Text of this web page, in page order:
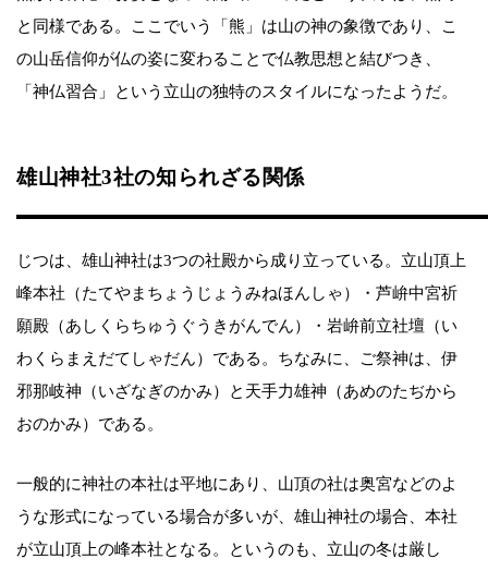
と同様である。ここでいう「熊」は山の神の象徴であり、こ
の山岳信仰が仏の姿に変わることで仏教思想と結びつき、
「神仏習合」という立山の独特のスタイルになったようだ。
雄山神社3社の知られざる関係
じつは、雄山神社は3つの社殿から成り立っている。立山頂上
峰本社（たてやまちょうじょうみねほんしゃ）・芦峅中宮祈
願殿（あしくらちゅうぐうきがんでん）・岩峅前立社壇（い
わくらまえだてしゃだん）である。ちなみに、ご祭神は、伊
邪那岐神（いざなぎのかみ）と天手力雄神（あめのたぢから
おのかみ）である。
一般的に神社の本社は平地にあり、山頂の社は奥宮などのよ
うな形式になっている場合が多いが、雄山神社の場合、本社
が立山頂上の峰本社となる。というのも、立山の冬は厳し